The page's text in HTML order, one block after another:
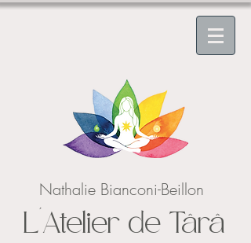
Nathalie Bianconi-Beillon
L'Atelier de Târâ